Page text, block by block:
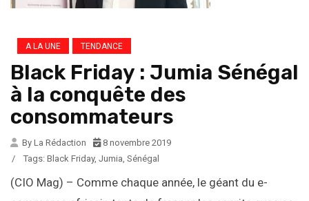
A LA UNE TENDANCE
Black Friday : Jumia Sénégal
à la conquête des
consommateurs
By La Rédaction
8 novembre 2019
/
Tags: Black Friday, Jumia, Sénégal
(CIO Mag) – Comme chaque année, le géant du e-